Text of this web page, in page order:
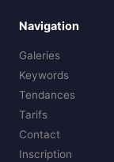
Navigation
Galeries
Keywords
Tendances
Tarifs
Contact
Inscription